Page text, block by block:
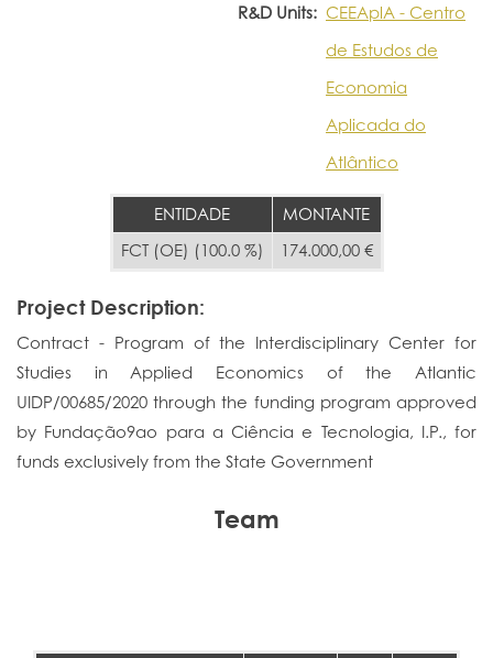
R&D Units: CEEAplA - Centro
de Estudos de
Economia
Aplicada do
Atlântico
ENTIDADE
MONTANTE
FCT (OE) (100.0 %)
174.000,00 €
Project Description:
Contract - Program of the Interdisciplinary Center for
Studies in Applied Economics of the Atlantic
UIDP/00685/2020 through the funding program approved
by Fundação9ao para a Ciência e Tecnologia, I.P., for
funds exclusively from the State Government
Team